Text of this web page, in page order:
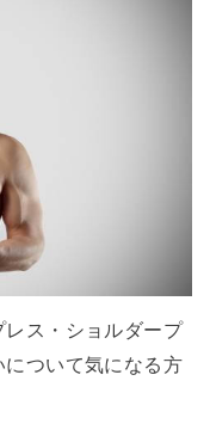
レス・ショルダープ
ついて気になる方